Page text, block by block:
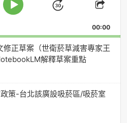
Play
Jump
Forward
Share
00:00
正草案（世衛菸草減害專家王
解釋草案重點
策-台北該廣設吸菸區/吸菸室